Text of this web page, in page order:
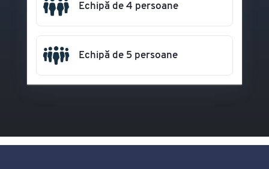
Echipă de 4 persoane
Echipă de 5 persoane